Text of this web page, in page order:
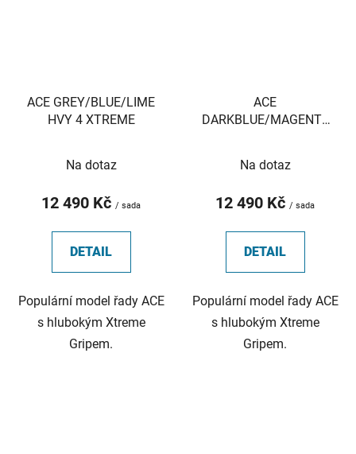
ACE GREY/BLUE/LIME
HVY 4 XTREME
hodnocení
produktu
z
hvězdiček.
Na dotaz
12 490 Kč / sada
DETAIL
Populární model řady ACE
s hlubokým Xtreme
Gripem.
ACE
DARKBLUE/MAGENTA
Na dotaz
12 490 Kč / sada
DETAIL
Populární model řady ACE
s hlubokým Xtreme
Gripem.